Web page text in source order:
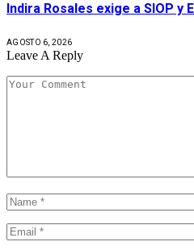
Indira Rosales exige a SIOP
AGOSTO 6, 2026
Leave A Reply